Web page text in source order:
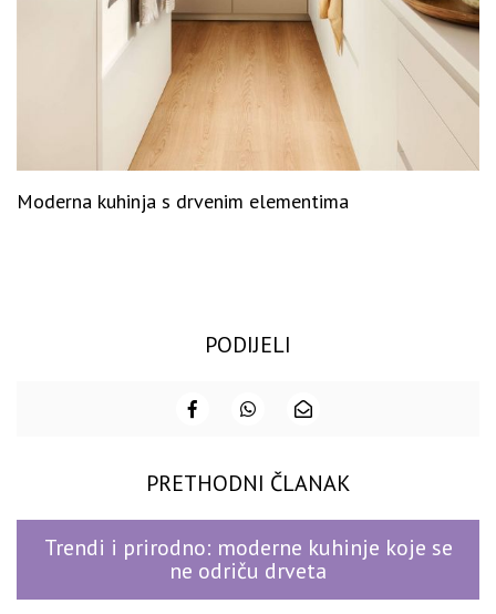
Moderna kuhinja s drvenim elementima
PODIJELI
PRETHODNI ČLANAK
Trendi i prirodno: moderne kuhinje koje se
ne odriču drveta